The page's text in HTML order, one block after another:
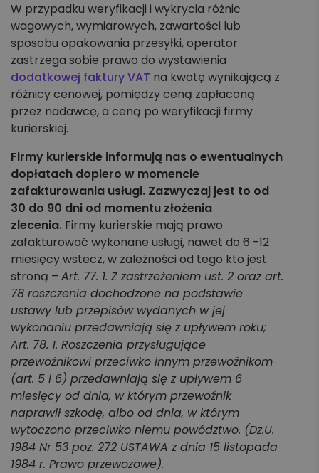
Przesyłki krajowe
Przesyłki międzynarodowe
Palety krajowe i międzynarodowe
Regulaminy i Cenniki
W przypadku weryfikacji i wykrycia różnic
wagowych, wymiarowych, zawartości lub
sposobu opakowania przesyłki, operator
zastrzega sobie prawo do wystawienia
dodatkowej faktury VAT na kwotę wynikającą z
różnicy cenowej, pomiędzy ceną zapłaconą
przez nadawcę, a ceną po weryfikacji firmy
kurierskiej.
Firmy kurierskie informują nas o ewentualnych
dopłatach dopiero w momencie
zafakturowania usługi. Zazwyczaj jest to od
30 do 90 dni od momentu złożenia
zlecenia. Firmy kurierskie mają prawo
zafakturować wykonane usługi, nawet do 6 -12
miesięcy wstecz, w zależności od tego kto jest
stroną – Art. 77. 1. Z zastrzeżeniem ust. 2 oraz art.
78 roszczenia dochodzone na podstawie
ustawy lub przepisów wydanych w jej
wykonaniu przedawniają się z upływem roku;
Art. 78. 1. Roszczenia przysługujące
przewoźnikowi przeciwko innym przewoźnikom
(art. 5 i 6) przedawniają się z upływem 6
miesięcy od dnia, w którym przewoźnik
naprawił szkodę, albo od dnia, w którym
wytoczono przeciwko niemu powództwo. (Dz.U.
1984 Nr 53 poz. 272 USTAWA z dnia 15 listopada
1984 r. Prawo przewozowe).